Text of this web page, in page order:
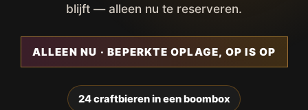
blijft — alleen nu te reserveren.
ALLEEN NU · BEPERKTE OPLAGE, OP IS OP
24 craftbieren in een boombox